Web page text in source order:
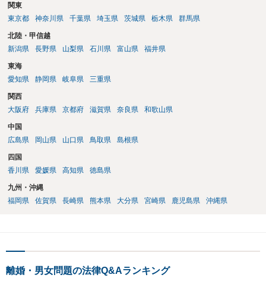
関東
東京都
神奈川県 千葉県 埼玉県 茨城県 栃木県 群馬県
北陸・甲信越
新潟県
長野県 山梨県 石川県 富山県 福井県
東海
愛知県
静岡県 岐阜県 三重県
関西
大阪府
兵庫県 京都府 滋賀県 奈良県 和歌山県
中国
広島県
岡山県 山口県 鳥取県 島根県
四国
香川県
愛媛県 高知県 徳島県
九州・沖縄
福岡県
佐賀県 長崎県 熊本県 大分県 宮崎県 鹿児島県 沖縄県
離婚・男女問題の法律Q&Aランキング